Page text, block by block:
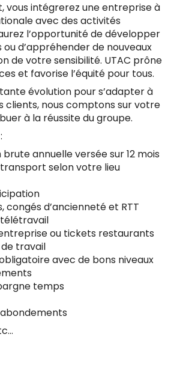
vous intégrerez une entreprise à
avec des activités
l’opportunité de développer
d’appréhender de nouveaux
de votre sensibilité. UTAC prône
et favorise l’équité pour tous.
évolution pour s’adapter à
clients, nous comptons sur votre
à la réussite du groupe.
annuelle versée sur 12 mois
selon votre lieu
congés d’ancienneté et RTT
ou tickets restaurants
travail
avec de bons niveaux
temps
abondements